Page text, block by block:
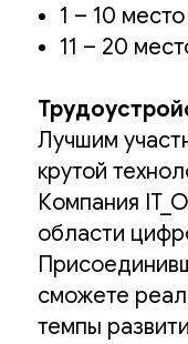
1 – 10
11 – 20
Лучшим
крутой
Компания
области
сможете
темпы